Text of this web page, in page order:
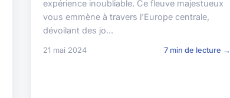
expérience inoubliable. Ce fleuve majestueux
vous emmène à travers l'Europe centrale,
dévoilant des jo...
21 mai 2024 7 min de lecture →